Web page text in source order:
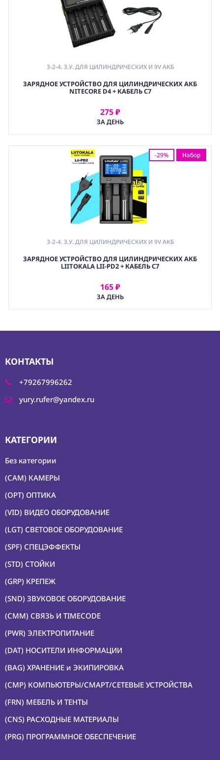
3-2-4. З.У. ДЛЯ ЦИЛИНДРИЧЕСКИХ И 9V АКБ
ЗАРЯДНОЕ УСТРОЙСТВО ДЛЯ ЦИЛИНДРИЧЕСКИХ АКБ
NITECORE D4 + КАБЕЛЬ С7
275 ₽
ЗА ДЕНЬ
АРЕНДОВАТЬ
-29% Набор
3-2-4. З.У. ДЛЯ ЦИЛИНДРИЧЕСКИХ И 9V АКБ
ЗАРЯДНОЕ УСТРОЙСТВО ДЛЯ ЦИЛИНДРИЧЕСКИХ АКБ
LIITOKALA LII-PD2 + КАБЕЛЬ С7
165 ₽
ЗА ДЕНЬ
АРЕНДОВАТЬ
КОНТАКТЫ
+79267996262
yury.rufer@yandex.ru
КАТЕГОРИИ
Без категории
(CAM) КАМЕРЫ
(OPT) ОПТИКА
(VID) ВИДЕО ОБОРУДОВАНИЕ
(LGT) СВЕТОВОЕ ОБОРУДОВАНИЕ
(SPF) СПЕЦЭФФЕКТЫ
(STD) СТОЙКИ
(GRP) КРЕПЕЖ
(SND) ЗВУКОВОЕ ОБОРУДОВАНИЕ
(CMM) СВЯЗЬ И TIMECODE
(PWR) ЭЛЕКТРОПИТАНИЕ
(DAT) НОСИТЕЛИ ИНФОРМАЦИИ
(BAG) ХРАНЕНИЕ и ЭКИПИРОВКА
(CMP) КОМПЬЮТЕРЫ/СМАРТ/СЕТЕВЫЕ УСТРОЙСТВА
(FRN) МЕБЕЛЬ И ТЕНТЫ
(CNS) РАСХОДНЫЕ МАТЕРИАЛЫ
(PRG) ПРОГРАММНОЕ ОБЕСПЕЧЕНИЕ